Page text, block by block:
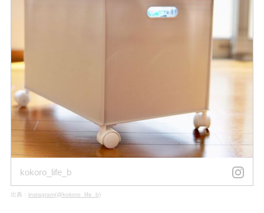
kokoro_life_b
出典： instagram(@kokoro_life_b)